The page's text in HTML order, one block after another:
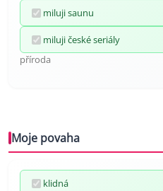
miluji saunu
miluji české seriály
příroda
Moje povaha
klidná